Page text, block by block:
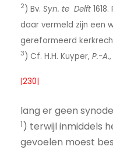
2) Bv. Syn. te Delft
daar vermeld zijn een
gereformeerd
3) Cf. H.H. Kuyper, P.-A
|230|
lang er geen
1) terwijl inmiddels
gevoelen moest